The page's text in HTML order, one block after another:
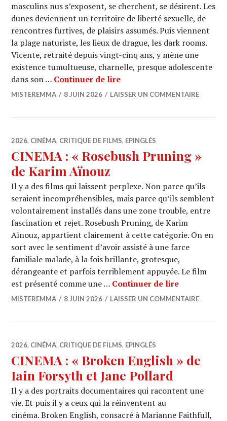
masculins nus s’exposent, se cherchent, se désirent. Les
dunes deviennent un territoire de liberté sexuelle, de
rencontres furtives, de plaisirs assumés. Puis viennent
la plage naturiste, les lieux de drague, les dark rooms.
Vicente, retraité depuis vingt-cinq ans, y mène une
existence tumultueuse, charnelle, presque adolescente
dans son … Continuer de lireCINEMA : « Maspalomas
MISTEREMMA 8 JUIN 2026 LAISSER UN COMMENTAIRE
2026, CINÉMA, CRITIQUE DE FILMS, EPINGLÉS
CINEMA : « Rosebush Pruning »
de Karim Aïnouz
Il y a des films qui laissent perplexe. Non parce qu’ils
seraient incompréhensibles, mais parce qu’ils semblent
volontairement installés dans une zone trouble, entre
fascination et rejet. Rosebush Pruning, de Karim
Aïnouz, appartient clairement à cette catégorie. On en
sort avec le sentiment d’avoir assisté à une farce
familiale malade, à la fois brillante, grotesque,
dérangeante et parfois terriblement appuyée. Le film
est présenté comme une … Continuer de lireCINEMA :
MISTEREMMA 8 JUIN 2026 LAISSER UN COMMENTAIRE
2026, CINÉMA, CRITIQUE DE FILMS, EPINGLÉS
CINEMA : « Broken English » de
Iain Forsyth et Jane Pollard
Il y a des portraits documentaires qui racontent une
vie. Et puis il y a ceux qui la réinventent au
cinéma. Broken English, consacré à Marianne Faithfull,